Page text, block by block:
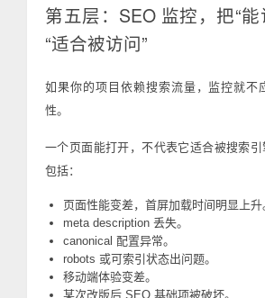
第五层：SEO 监控，把“能
“适合被访问”
如果你的项目依赖搜索流量，监控就不
性。
一个页面能打开，不代表它适合被搜索
包括：
页面性能变差，首屏加载时间明显上升
meta description 丢失。
canonical 配置异常。
robots 或可索引状态出问题。
移动端体验变差。
某次改版后 SEO 基础项被破坏。